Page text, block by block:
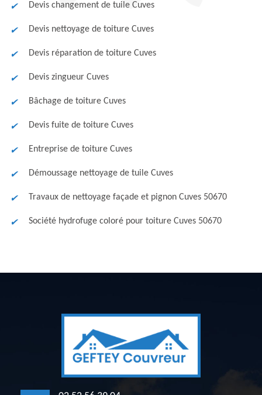
Devis changement de tuile Cuves
Devis nettoyage de toiture Cuves
Devis réparation de toiture Cuves
Devis zingueur Cuves
Bâchage de toiture Cuves
Devis fuite de toiture Cuves
Entreprise de toiture Cuves
Démoussage nettoyage de tuile Cuves
Travaux de nettoyage façade et pignon Cuves 50670
Société hydrofuge coloré pour toiture Cuves 50670